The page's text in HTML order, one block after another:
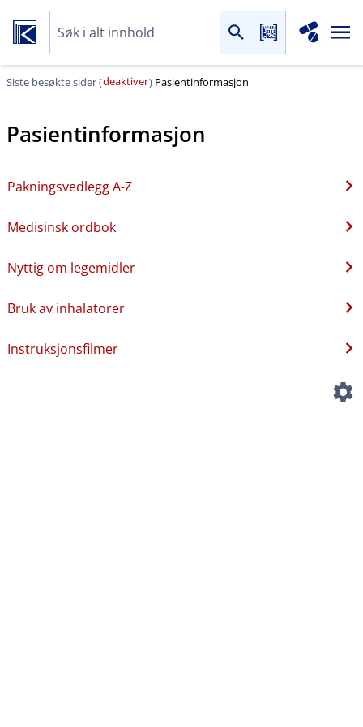
Siste besøkte sider (deaktiver) Pasientinformasjon
Pasientinformasjon
Pakningsvedlegg A-Z
Medisinsk ordbok
Nyttig om legemidler
Bruk av inhalatorer
Instruksjonsfilmer